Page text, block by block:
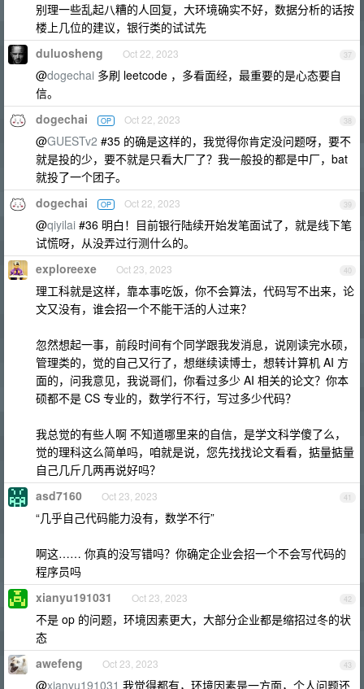
别理一些乱起八糟的人回复，大环境确实不好，数据分析的话按
楼上几位的建议，银行类的试试先
37
duluosheng Oct 22, 2023
@dogechai 多刷 leetcode ，多看面经，最重要的是心态要自
信。
38
dogechai OP Oct 22, 2023
@GUESTv2 #35 的确是这样的，我觉得你肯定没问题呀，要不
就是投的少，要不就是只看大厂了？我一般投的都是中厂，bat
就投了一个团子。
39
dogechai OP Oct 22, 2023
@qiyilai #36 明白！目前银行陆续开始发笔面试了，就是线下笔
试慌呀，从没弄过行测什么的。
40
exploreexe Oct 23, 2023
理工科就是这样，靠本事吃饭，你不会算法，代码写不出来，论
文又没有，谁会招一个不能干活的人过来？
忽然想起一事，前段时间有个同学跟我发消息，说刚读完水硕，
管理类的，觉的自己又行了，想继续读博士，想转计算机 AI 方
面的，问我意见，我说哥们，你看过多少 AI 相关的论文？你本
硕都不是 CS 专业的，数学行不行，写过多少代码？
我总觉的有些人啊 不知道哪里来的自信，是学文科学傻了么，
觉的理科这么简单吗，咱就是说，您先找找论文看看，掂量掂量
自己几斤几两再说好吗？
41
asd7160 Oct 23, 2023
“几乎自己代码能力没有，数学不行”
啊这…… 你真的没写错吗？你确定企业会招一个不会写代码的
程序员吗
42
xianyu191031 Oct 23, 2023
不是 op 的问题，环境因素更大，大部分企业都是缩招过冬的状
态
43
awefeng Oct 23, 2023
@xianyu191031 我觉得都有，环境因素是一方面，个人问题还